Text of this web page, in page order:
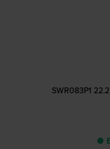
SWR083P1
●